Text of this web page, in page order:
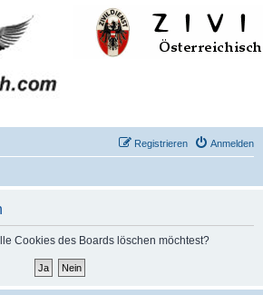
Anmelden
Registrieren
Cookies des Boards löschen möchtest?